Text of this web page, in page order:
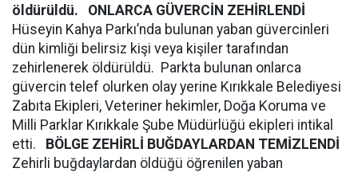
öldürüldü.
ONLARCA GÜVERCİN ZEHİRLENDİ
Hüseyin Kahya Parkı’nda bulunan yaban güvercinleri
dün kimliği belirsiz kişi veya kişiler tarafından
zehirlenerek öldürüldü. Parkta bulunan onlarca
güvercin telef olurken olay yerine Kırıkkale Belediyesi
Zabıta Ekipleri, Veteriner hekimler, Doğa Koruma ve
Milli Parklar Kırıkkale Şube Müdürlüğü ekipleri intikal
etti.
BÖLGE ZEHİRLİ BUĞDAYLARDAN TEMİZLENDİ
Zehirli buğdaylardan öldüğü öğrenilen yaban